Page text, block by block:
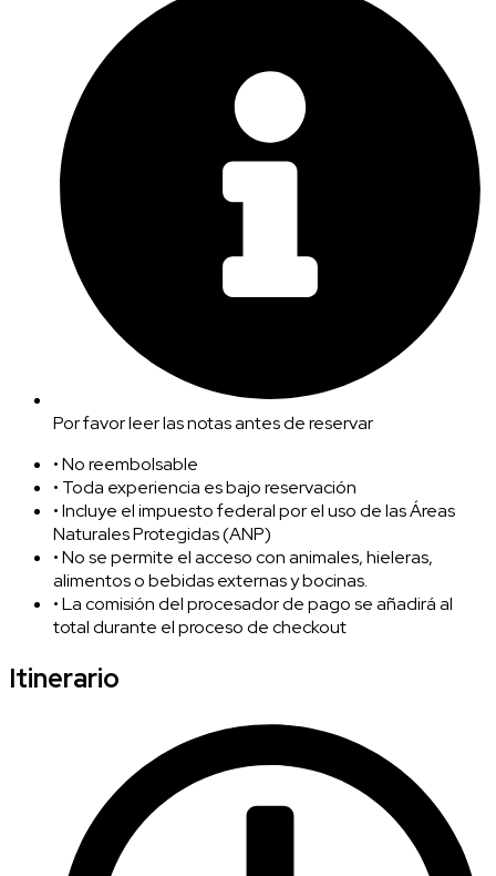
Por favor leer las notas antes de reservar
• No reembolsable
• Toda experiencia es bajo reservación
• Incluye el impuesto federal por el uso de las Áreas
Naturales Protegidas (ANP)
• No se permite el acceso con animales, hieleras,
alimentos o bebidas externas y bocinas.
• La comisión del procesador de pago se añadirá al
total durante el proceso de checkout
Itinerario